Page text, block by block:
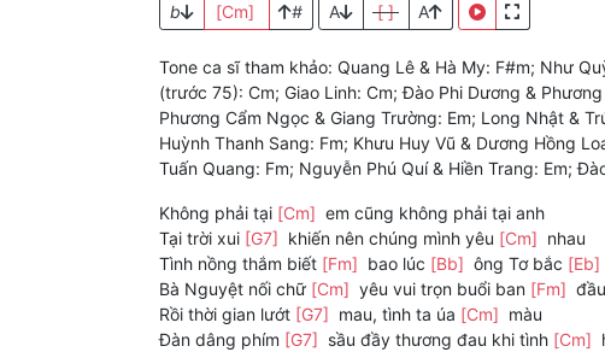
b [Cm] # A [ ] A
Tone ca sĩ tham khảo: Quang Lê & Hà My: F#m; Như
(trước 75): Cm; Giao Linh: Cm; Đào Phi Dương &
Phương Cẩm Ngọc & Giang Trường: Em; Long Nhật &
Huỳnh Thanh Sang: Fm; Khưu Huy Vũ & Dương Hồng
Tuấn Quang: Fm; Nguyễn Phú Quí & Hiền Trang: Em;
Không phải tại [Cm] em cũng không phải tại anh
Tại trời xui [G7] khiến nên chúng mình yêu [Cm] nhau
Tình nồng thắm biết [Fm] bao lúc [Bb] ông Tơ bắc [Eb]
Bà Nguyệt nối chữ [Cm] yêu vui trọn buổi ban [Fm] đầu
Rồi thời gian lướt [G7] mau, tình ta úa [Cm] màu
Đàn dâng phím [G7] sầu đầy thương đau khi tình [Cm]